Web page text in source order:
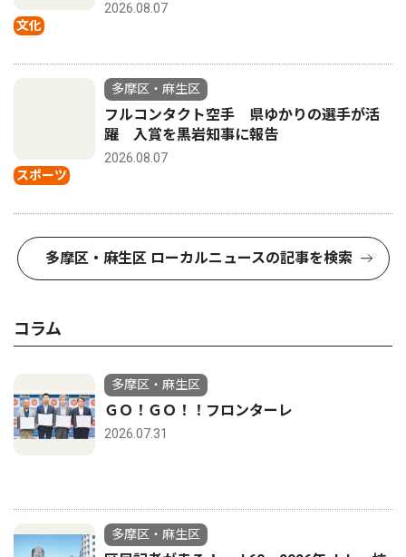
文化
2026.08.07
スポーツ
多摩区・麻生区
フルコンタクト空手 県ゆかりの選手が活
躍 入賞を黒岩知事に報告
2026.08.07
多摩区・麻生区 ローカルニュースの記事を検索
コラム
多摩区・麻生区
ＧＯ！ＧＯ！！フロンターレ
2026.07.31
多摩区・麻生区